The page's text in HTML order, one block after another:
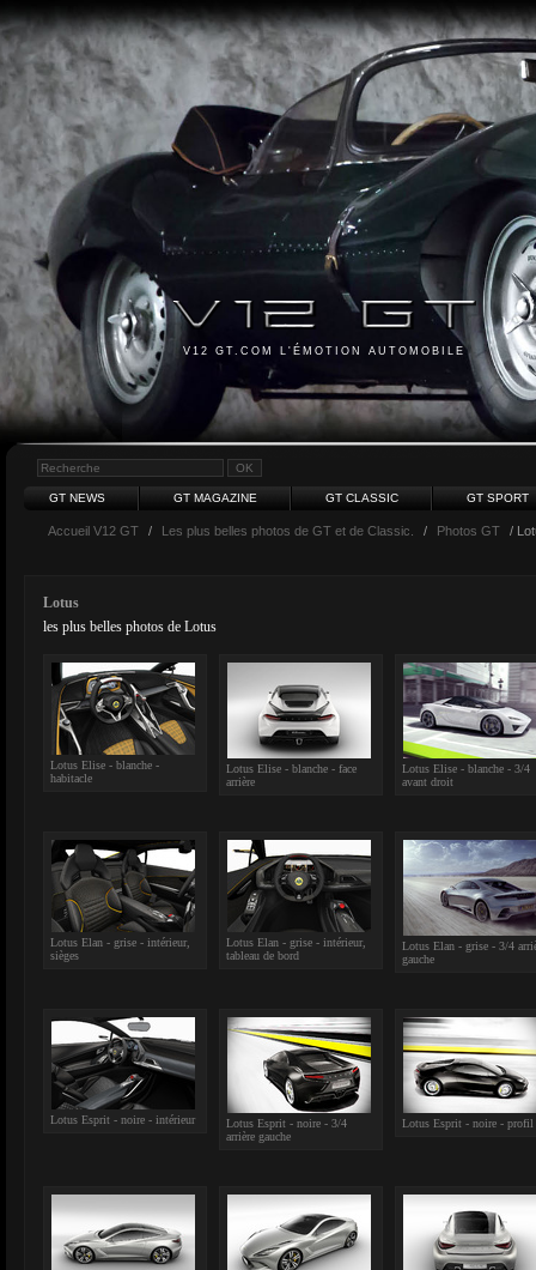
V12 GT.COM L'ÉMOTION AUTOMOBILE
GT NEWS GT MAGAZINE GT CLASSIC GT SPORT
Accueil V12 GT / Les plus belles photos de GT et de Classic. / Photos GT /
Lotus
les plus belles photos de Lotus
Lotus Elise - blanche -
habitacle
Lotus Elise - blanche - face
arrière
Lotus Elise - blanche - 3/4
avant droit
Lotus Elan - grise - intérieur,
sièges
Lotus Elan - grise - intérieur,
tableau de bord
Lotus Elan - grise - 3/4
gauche
Lotus Esprit - noire - intérieur
Lotus Esprit - noire - 3/4
arrière gauche
Lotus Esprit - noire - profil